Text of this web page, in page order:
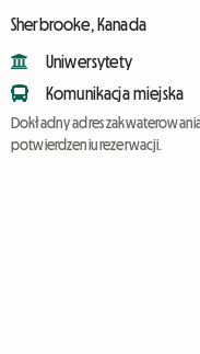
Sherbrooke, Kanada
Uniwersytety
Komunikacja miejska
Dokładny adres
potwierdzeniu rezerwacji.